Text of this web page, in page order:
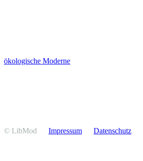
ökologische Moderne
© LibMod Impressum Daten­schutz